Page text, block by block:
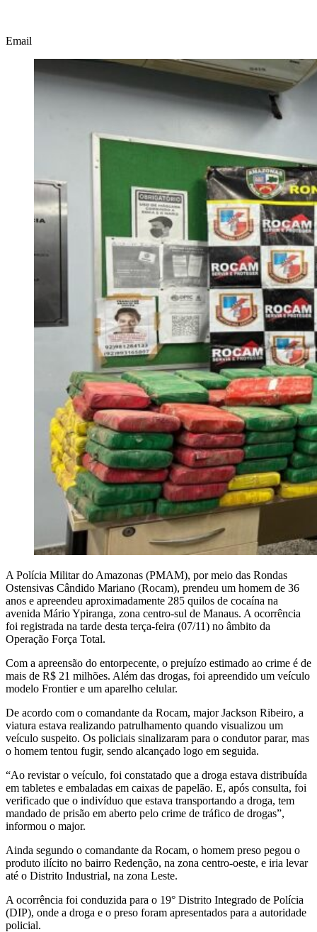
Email
A Polícia Militar do Amazonas (PMAM), por meio das Rondas
Ostensivas Cândido Mariano (Rocam), prendeu um homem de 36
anos e apreendeu aproximadamente 285 quilos de cocaína na
avenida Mário Ypiranga, zona centro-sul de Manaus. A ocorrência
foi registrada na tarde desta terça-feira (07/11) no âmbito da
Operação Força Total.
Com a apreensão do entorpecente, o prejuízo estimado ao crime é de
mais de R$ 21 milhões. Além das drogas, foi apreendido um veículo
modelo Frontier e um aparelho celular.
De acordo com o comandante da Rocam, major Jackson Ribeiro, a
viatura estava realizando patrulhamento quando visualizou um
veículo suspeito. Os policiais sinalizaram para o condutor parar, mas
o homem tentou fugir, sendo alcançado logo em seguida.
“Ao revistar o veículo, foi constatado que a droga estava distribuída
em tabletes e embaladas em caixas de papelão. E, após consulta, foi
verificado que o indivíduo que estava transportando a droga, tem
mandado de prisão em aberto pelo crime de tráfico de drogas”,
informou o major.
Ainda segundo o comandante da Rocam, o homem preso pegou o
produto ilícito no bairro Redenção, na zona centro-oeste, e iria levar
até o Distrito Industrial, na zona Leste.
A ocorrência foi conduzida para o 19° Distrito Integrado de Polícia
(DIP), onde a droga e o preso foram apresentados para a autoridade
policial.